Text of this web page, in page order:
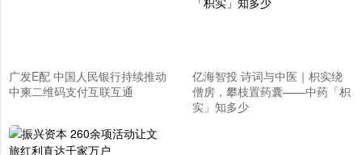
广发E配 中国人民银行持续推动
中柬二维码支付互联互通
亿海智投 诗词与中医｜枳实绕
僧房，攀枝置药囊——中药「枳
实」知多少